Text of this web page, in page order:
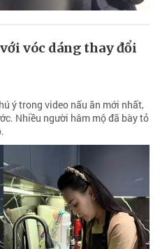
vóc dáng thay đổi
ý trong video nấu ăn mới nhất,
Nhiều người hâm mộ đã bày tỏ